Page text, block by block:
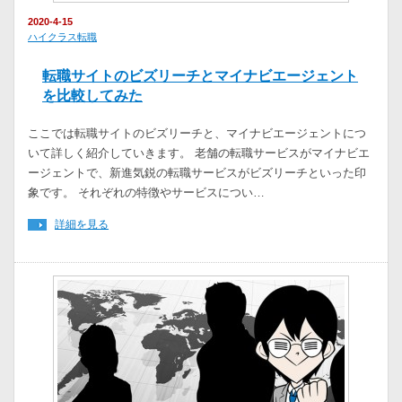
2020-4-15
ハイクラス転職
転職サイトのビズリーチとマイナビエージェント
を比較してみた
ここでは転職サイトのビズリーチと、マイナビエージェントにつ
いて詳しく紹介していきます。 老舗の転職サービスがマイナビエ
ージェントで、新進気鋭の転職サービスがビズリーチといった印
象です。 それぞれの特徴やサービスについ…
詳細を見る